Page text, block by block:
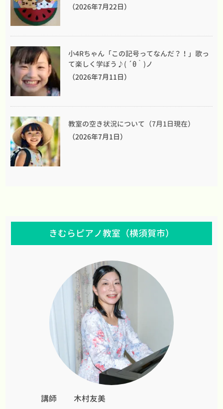
（2026年7月22日）
小4Rちゃん「この記号ってなんだ？！」歌っ
て楽しく学ぼう♪( ´θ｀)ノ
（2026年7月11日）
教室の空き状況について（7月1日現在）
（2026年7月1日）
きむらピアノ教室（横須賀市）
講師
木村友美